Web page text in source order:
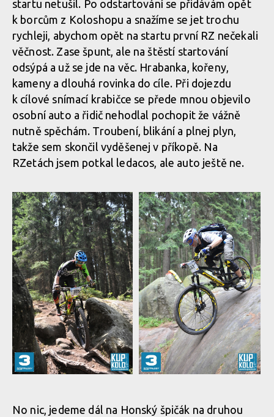
startu netušil. Po odstartování se přidávám opět
k borcům z Koloshopu a snažíme se jet trochu
rychleji, abychom opět na startu první RZ nečekali
věčnost. Zase špunt, ale na štěstí startování
odsýpá a už se jde na věc. Hrabanka, kořeny,
kameny a dlouhá rovinka do cíle. Při dojezdu
k cílové snímací krabičce se přede mnou objevilo
osobní auto a řidič nehodlal pochopit že vážně
nutně spěchám. Troubení, blikání a plnej plyn,
takže sem skončil vyděšenej v příkopě. Na
RZetách jsem potkal ledacos, ale auto ještě ne.
Hradeckého
Hradeckého
No nic, jedeme dál na Honský špičák na druhou